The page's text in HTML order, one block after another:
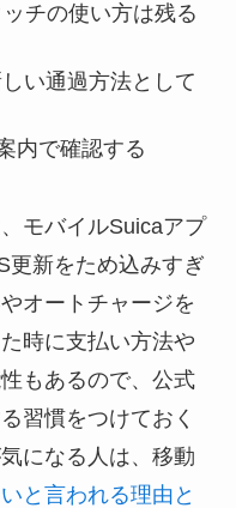
チの使い方は残る
い通過方法として
内で確認する
モバイルSuicaアプ
更新をため込みすぎ
オートチャージを
時に支払い方法や
もあるので、公式
習慣をつけておく
になる人は、移動
と言われる理由と